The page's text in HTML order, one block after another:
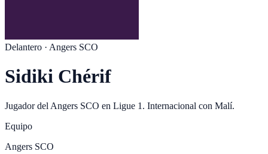
Delantero · Angers SCO
Sidiki Chérif
Jugador del Angers SCO en Ligue 1 . Internacional con Malí.
Equipo
Angers SCO